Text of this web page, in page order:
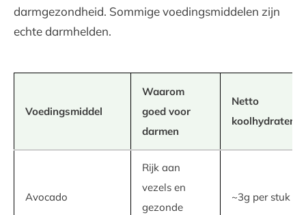
darmgezondheid. Sommige voedingsmiddelen zijn
echte darmhelden.
Voedingsmiddel
Waarom
goed voor
darmen
Netto
koolhydraten
Avocado
Rijk aan
vezels en
gezonde
~3g per stuk